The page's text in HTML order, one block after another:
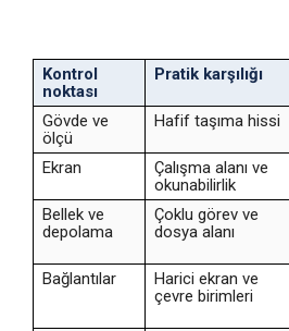
Kontrol
noktası
Pratik karşılığı
Gövde ve
ölçü
Hafif taşıma hissi
Ekran
Çalışma alanı ve
okunabilirlik
Bellek ve
depolama
Çoklu görev ve
dosya alanı
Bağlantılar
Harici ekran ve
çevre birimleri